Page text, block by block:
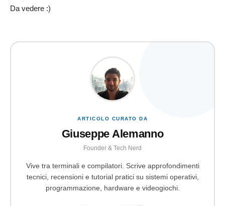
Da vedere :)
ARTICOLO CURATO DA
Giuseppe Alemanno
Founder & Tech Nerd
Vive tra terminali e compilatori. Scrive approfondimenti
tecnici, recensioni e tutorial pratici su sistemi operativi,
programmazione, hardware e videogiochi.